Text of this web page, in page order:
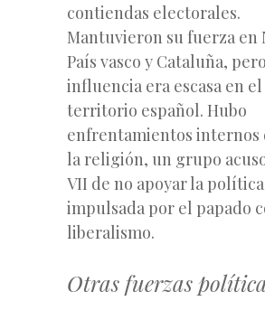
contiendas electorales.
Mantuvieron su fuerza en
País vasco y Cataluña,
influencia era escasa en
territorio español. Hubo
enfrentamientos internos
la religión, un grupo
VII de no apoyar la
impulsada por el papado
liberalismo.
Otras fuerzas